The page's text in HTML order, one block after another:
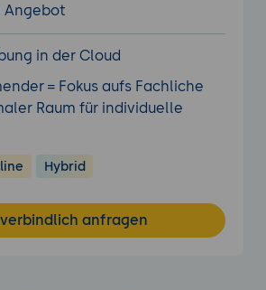
Angebot
in der Cloud
= Fokus aufs Fachliche
Raum für individuelle
Hybrid
anfragen